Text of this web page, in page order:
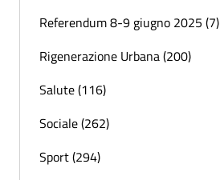
Referendum 8-9 giugno 2025 (7)
Rigenerazione Urbana (200)
Salute (116)
Sociale (262)
Sport (294)